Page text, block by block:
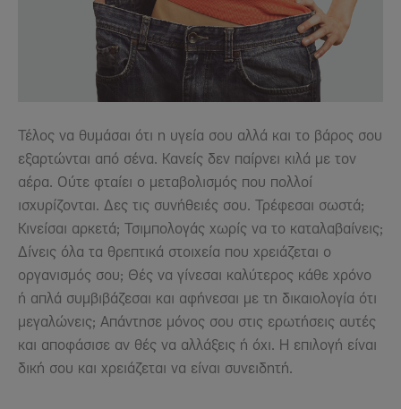
Τέλος να θυμάσαι ότι η υγεία σου αλλά και το βάρος σου
εξαρτώνται από σένα. Κανείς δεν παίρνει κιλά με τον
αέρα. Ούτε φταίει ο μεταβολισμός που πολλοί
ισχυρίζονται. Δες τις συνήθειές σου. Τρέφεσαι σωστά;
Κινείσαι αρκετά; Τσιμπολογάς χωρίς να το καταλαβαίνεις;
Δίνεις όλα τα θρεπτικά στοιχεία που χρειάζεται ο
οργανισμός σου; Θές να γίνεσαι καλύτερος κάθε χρόνο
ή απλά συμβιβάζεσαι και αφήνεσαι με τη δικαιολογία ότι
μεγαλώνεις; Απάντησε μόνος σου στις ερωτήσεις αυτές
και αποφάσισε αν θές να αλλάξεις ή όχι. Η επιλογή είναι
δική σου και χρειάζεται να είναι συνειδητή.